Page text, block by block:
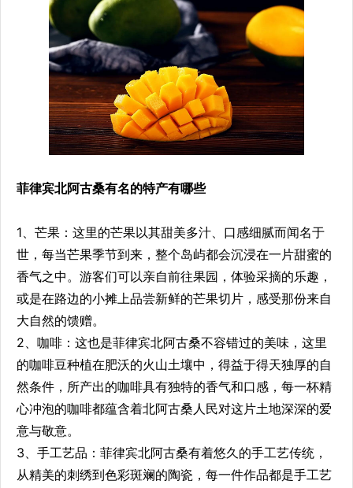
菲律宾北阿古桑有名的特产有哪些
1、芒果：这里的芒果以其甜美多汁、口感细腻而闻名于
世，每当芒果季节到来，整个岛屿都会沉浸在一片甜蜜的
香气之中。游客们可以亲自前往果园，体验采摘的乐趣，
或是在路边的小摊上品尝新鲜的芒果切片，感受那份来自
大自然的馈赠。
2、咖啡：这也是菲律宾北阿古桑不容错过的美味，这里
的咖啡豆种植在肥沃的火山土壤中，得益于得天独厚的自
然条件，所产出的咖啡具有独特的香气和口感，每一杯精
心冲泡的咖啡都蕴含着北阿古桑人民对这片土地深深的爱
意与敬意。
3、手工艺品：菲律宾北阿古桑有着悠久的手工艺传统，
从精美的刺绣到色彩斑斓的陶瓷，每一件作品都是手工艺